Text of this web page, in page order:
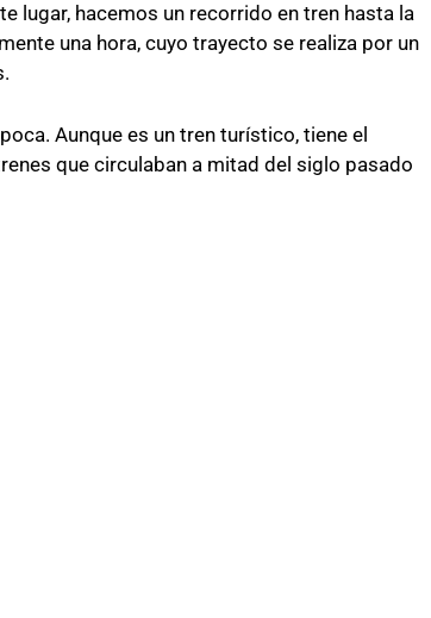
lugar, hacemos un recorrido en tren hasta la
una hora, cuyo trayecto se realiza por un
Aunque es un tren turístico, tiene el
que circulaban a mitad del siglo pasado